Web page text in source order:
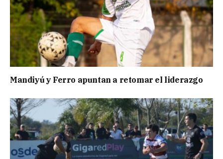
Mandiyú y Ferro apuntan a retomar el liderazgo